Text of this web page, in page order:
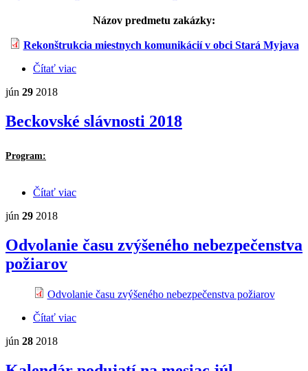
Názov predmetu zakázky:
Rekonštrukcia miestnych komunikácií v obci Stará Myjava
Čítať viac
jún 29 2018
Beckovské slávnosti 2018
Program:
Čítať viac
jún 29 2018
Odvolanie času zvýšeného nebezpečenstva
požiarov
Odvolanie času zvýšeného nebezpečenstva požiarov
Čítať viac
jún 28 2018